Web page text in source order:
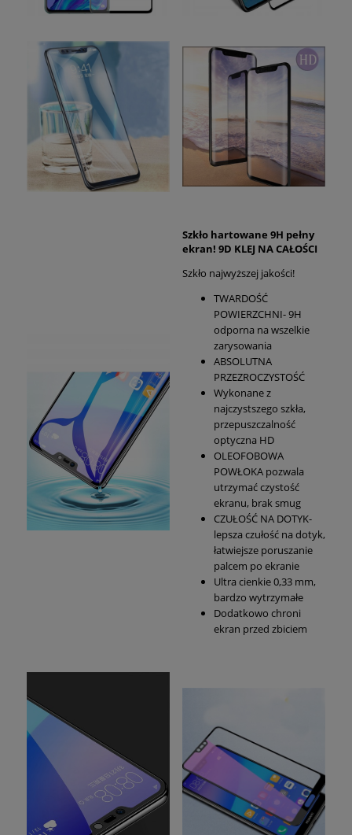
Szkło hartowane 9H pełny
ekran! 9D KLEJ NA CAŁOŚCI
Szkło najwyższej jakości!
TWARDOŚĆ
POWIERZCHNI- 9H
odporna na wszelkie
zarysowania
ABSOLUTNA
PRZEZROCZYSTOŚĆ
Wykonane z
najczystszego szkła,
przepuszczalność
optyczna HD
OLEOFOBOWA
POWŁOKA pozwala
utrzymać czystość
ekranu, brak smug
CZUŁOŚĆ NA DOTYK-
lepsza czułość na dotyk,
łatwiejsze poruszanie
palcem po ekranie
Ultra cienkie 0,33 mm,
bardzo wytrzymałe
Dodatkowo chroni
ekran przed zbiciem